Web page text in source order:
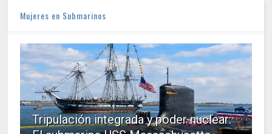
Mujeres en Submarinos
Tripulación integrada y poder nuclear: